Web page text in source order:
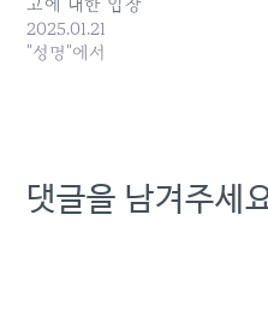
2025.01.21
"성명"에서
댓글을 남겨주세